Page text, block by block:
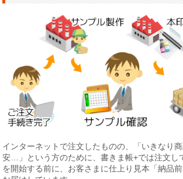
インターネットで注文したものの、「いきなり
安…」という方のために、書きま帳+では注文し
を開始する前に、お客さまに仕上り見本「納品